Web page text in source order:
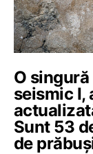
O
seismic I,
Sunt 53
de